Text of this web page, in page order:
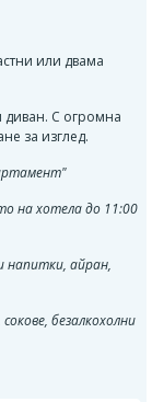
или двама
диван. С огромна
за изглед.
на хотела до 11:00
напитки, айран,
безалкохолни